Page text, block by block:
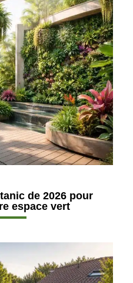
de 2026 pour
espace vert